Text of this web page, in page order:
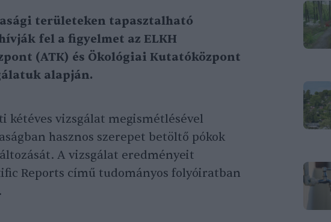
területeken tapasztalható
fel a figyelmet az ELKH
(ATK) és Ökológiai Kutatóközpont
alapján.
kétéves vizsgálat megismétlésével
hasznos szerepet betöltő pókok
A vizsgálat eredményeit
Reports című tudományos folyóiratban